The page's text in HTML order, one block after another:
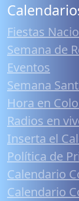
Fiestas
Semana de
Eventos
Semana
Hora en
Radios en
Inserta el
Política de
Calendario
Calendario